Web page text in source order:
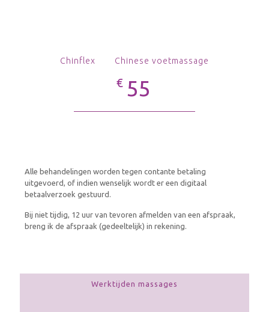
Chinflex Chinese voetmassage
€ 55
Alle behandelingen worden tegen contante betaling
uitgevoerd, of indien wenselijk wordt er een digitaal
betaalverzoek gestuurd.
Bij niet tijdig, 12 uur van tevoren afmelden van een afspraak,
breng ik de afspraak (gedeeltelijk) in rekening.
Werktijden massages